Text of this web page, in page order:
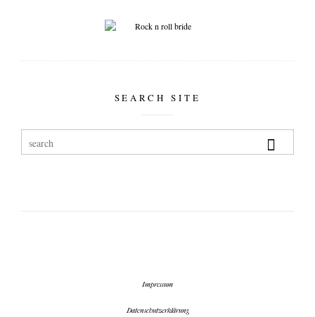
SEARCH SITE
Impressum
Datenschutzerklärung